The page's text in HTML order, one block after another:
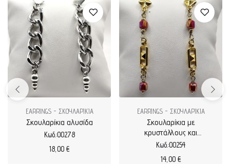
EARRINGS - ΣΚΟΥΛΑΡΙΚΙΑ
Σκουλαρίκια αλυσίδα
Κωδ.:00278
18,00 €
EARRINGS - ΣΚΟΥΛΑΡΙΚΙΑ
Σκουλαρίκια με
κρυστάλλους και
επιχρυσωμένα στοιχεία
Κωδ.:00254
14,00 €